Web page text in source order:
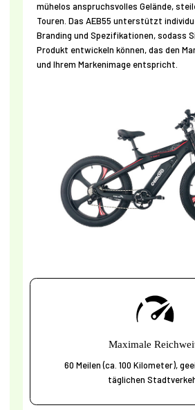
mühelos anspruchsvolles Gelände,
Touren. Das AEB55 unterstützt
Branding und Spezifikationen, sodass
Produkt entwickeln können, das den
und Ihrem Markenimage entspricht.
Maximale
60 Meilen (ca. 100 Kilometer),
täglichen